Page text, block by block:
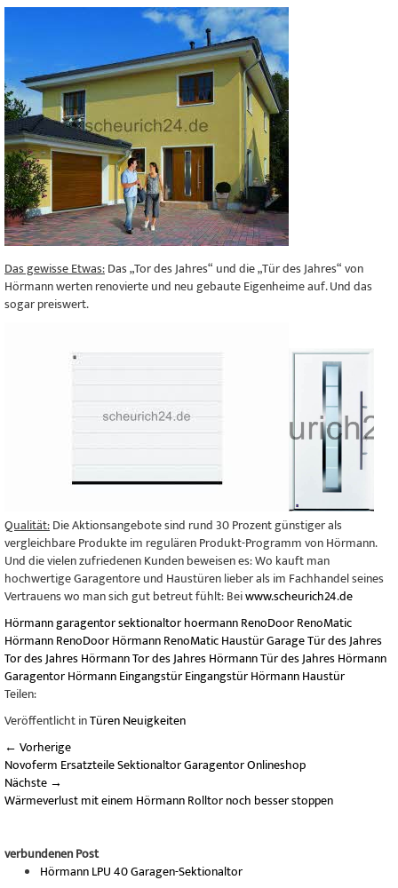
Das gewisse Etwas:Das „Tor des Jahres“ und die „Tür des Jahres“ von
Hörmann werten renovierte und neu gebaute Eigenheime auf. Und das
sogar preiswert.
Qualität:Die Aktionsangebote sind rund 30 Prozent günstiger als
vergleichbare Produkte im regulären Produkt-Programm von Hörmann.
Und die vielen zufriedenen Kunden beweisen es: Wo kauft man
hochwertige Garagentore und Haustüren lieber als im Fachhandel seines
Vertrauens wo man sich gut betreut fühlt: Beiwww.scheurich24.de
HörmanngaragentorsektionaltorhoermannRenoDoorRenoMatic
Hörmann RenoDoorHörmann RenoMaticHaustürGarageTür des Jahres
Tor des JahresHörmann Tor des JahresHörmann Tür des JahresHörmann
GaragentorHörmann EingangstürEingangstürHörmann Haustür
Teilen:
Veröffentlicht inTüren Neuigkeiten
← Vorherige
Novoferm Ersatzteile Sektionaltor Garagentor Onlineshop
Nächste →
Wärmeverlust mit einem Hörmann Rolltor noch besser stoppen
verbundenen Post
Hörmann LPU 40 Garagen-Sektionaltor